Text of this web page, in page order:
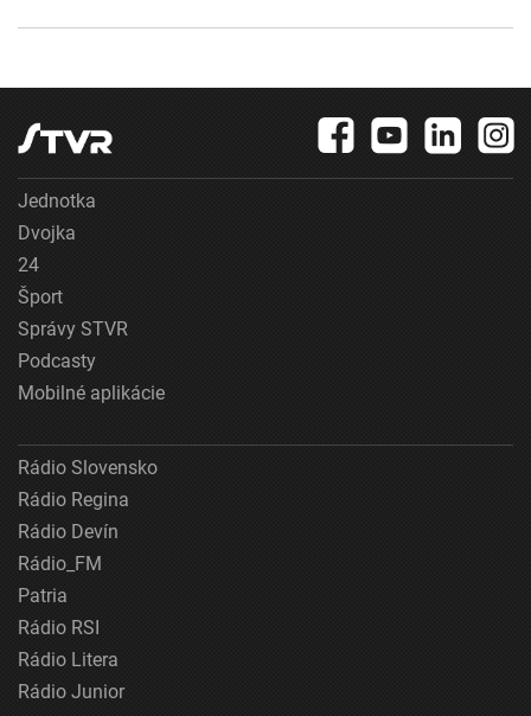
Jednotka
Dvojka
24
Šport
Správy STVR
Podcasty
Mobilné aplikácie
Rádio Slovensko
Rádio Regina
Rádio Devín
Rádio_FM
Patria
Rádio RSI
Rádio Litera
Rádio Junior